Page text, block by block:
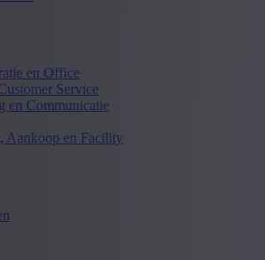
en Office
Service
en Communicatie
Aankoop en Facility